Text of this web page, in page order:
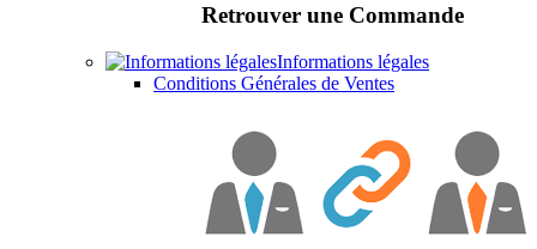
Retrouver une Commande
Informations légales
Conditions Générales de Ventes